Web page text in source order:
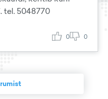
tel. 5048770
0 0